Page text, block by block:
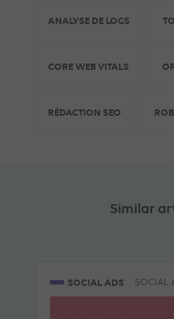
ANALYSE DE LOGS
CORE WEB VITALS
RÉDACTION SEO
Similar
SOCIAL ADS SOCIAL